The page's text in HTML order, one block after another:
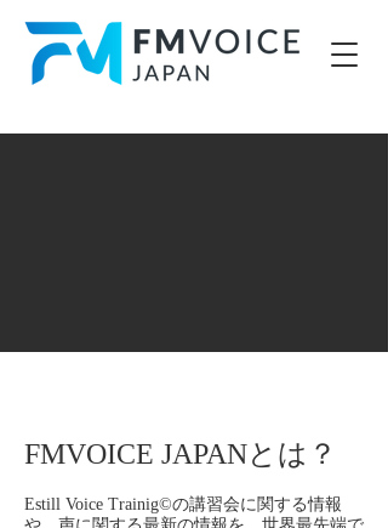
FMVOICE JAPANとは？
Estill Voice Trainig©︎の講習会に関する情報